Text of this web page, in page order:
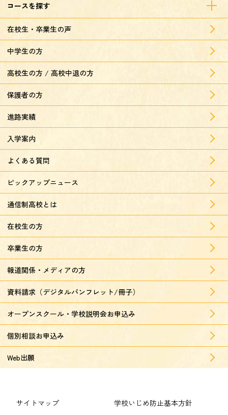
コースを探す
在校生・卒業生の声
中学生の方
高校生の方 / 高校中退の方
保護者の方
進路実績
入学案内
よくある質問
ピックアップニュース
通信制高校とは
在校生の方
卒業生の方
報道関係・メディアの方
資料請求（デジタルパンフレット/冊子）
オープンスクール・学校説明会お申込み
個別相談お申込み
Web出願
サイトマップ 学校いじめ防止基本方針